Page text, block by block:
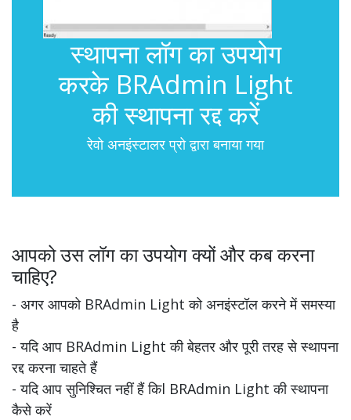
स्थापना लॉग का उपयोग
करके BRAdmin Light
की स्थापना रद्द करें
रेवो अनइंस्टालर प्रो द्वारा बनाया गया
आपको उस लॉग का उपयोग क्यों और कब करना
चाहिए?
- अगर आपको BRAdmin Light को अनइंस्टॉल करने में समस्या
है
- यदि आप BRAdmin Light की बेहतर और पूरी तरह से स्थापना
रद्द करना चाहते हैं
- यदि आप सुनिश्चित नहीं हैं किl BRAdmin Light की स्थापना
कैसे करें